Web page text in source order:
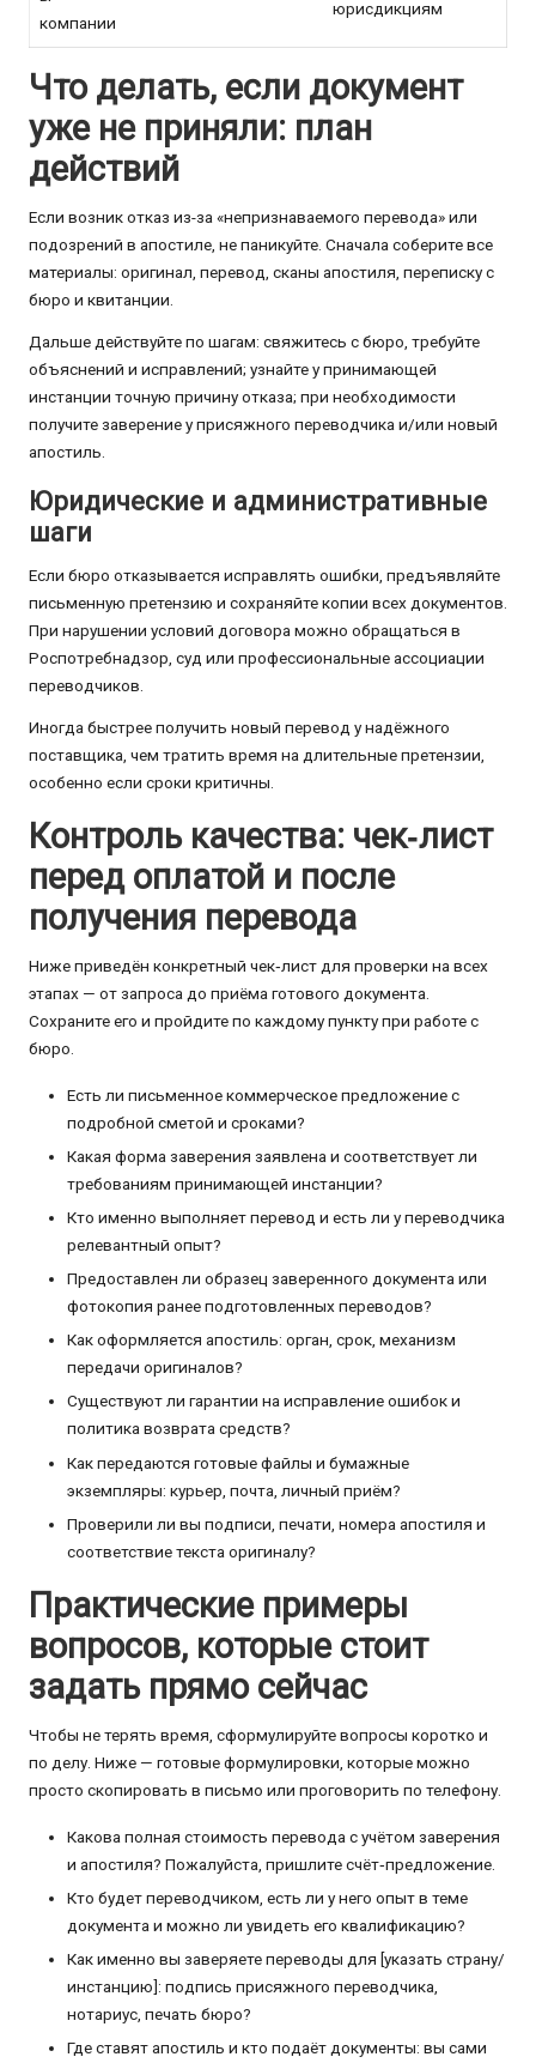
компании
юрисдикциям
Что делать, если документ
уже не приняли: план
действий
Если возник отказ из-за «непризнаваемого перевода» или
подозрений в апостиле, не паникуйте. Сначала соберите все
материалы: оригинал, перевод, сканы апостиля, переписку с
бюро и квитанции.
Дальше действуйте по шагам: свяжитесь с бюро, требуйте
объяснений и исправлений; узнайте у принимающей
инстанции точную причину отказа; при необходимости
получите заверение у присяжного переводчика и/или новый
апостиль.
Юридические и административные
шаги
Если бюро отказывается исправлять ошибки, предъявляйте
письменную претензию и сохраняйте копии всех документов.
При нарушении условий договора можно обращаться в
Роспотребнадзор, суд или профессиональные ассоциации
переводчиков.
Иногда быстрее получить новый перевод у надёжного
поставщика, чем тратить время на длительные претензии,
особенно если сроки критичны.
Контроль качества: чек‑лист
перед оплатой и после
получения перевода
Ниже приведён конкретный чек‑лист для проверки на всех
этапах — от запроса до приёма готового документа.
Сохраните его и пройдите по каждому пункту при работе с
бюро.
Есть ли письменное коммерческое предложение с
подробной сметой и сроками?
Какая форма заверения заявлена и соответствует ли
требованиям принимающей инстанции?
Кто именно выполняет перевод и есть ли у переводчика
релевантный опыт?
Предоставлен ли образец заверенного документа или
фотокопия ранее подготовленных переводов?
Как оформляется апостиль: орган, срок, механизм
передачи оригиналов?
Существуют ли гарантии на исправление ошибок и
политика возврата средств?
Как передаются готовые файлы и бумажные
экземпляры: курьер, почта, личный приём?
Проверили ли вы подписи, печати, номера апостиля и
соответствие текста оригиналу?
Практические примеры
вопросов, которые стоит
задать прямо сейчас
Чтобы не терять время, сформулируйте вопросы коротко и
по делу. Ниже — готовые формулировки, которые можно
просто скопировать в письмо или проговорить по телефону.
Какова полная стоимость перевода с учётом заверения
и апостиля? Пожалуйста, пришлите счёт‑предложение.
Кто будет переводчиком, есть ли у него опыт в теме
документа и можно ли увидеть его квалификацию?
Как именно вы заверяете переводы для [указать страну/
инстанцию]: подпись присяжного переводчика,
нотариус, печать бюро?
Где ставят апостиль и кто подаёт документы: вы сами